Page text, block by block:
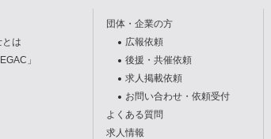
は
」
団体・企業の方
広報依頼
後援・共催依頼
求人掲載依頼
お問い合わせ・依頼受付
よくある質問
求人情報